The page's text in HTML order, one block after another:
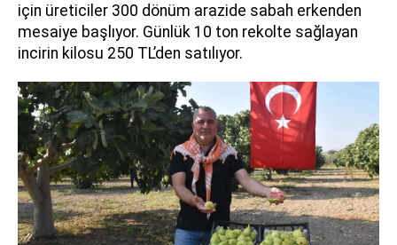
için üreticiler 300 dönüm arazide sabah erkenden
mesaiye başlıyor. Günlük 10 ton rekolte sağlayan
incirin kilosu 250 TL’den satılıyor.